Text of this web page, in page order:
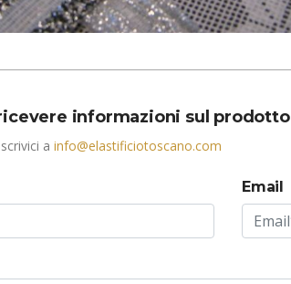
informazioni sul prodotto
a info@elastificiotoscano.com
Email